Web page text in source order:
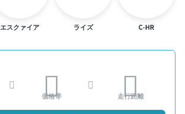
エスクァイア ライズ C-HR
価格帯 走行距離